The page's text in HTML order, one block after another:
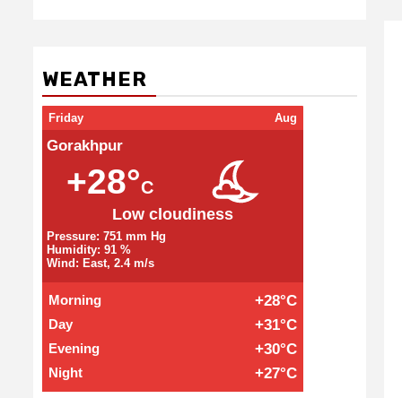
WEATHER
Friday Aug
Gorakhpur
+28°C
Low cloudiness
Pressure: 751 mm Hg
Humidity: 91 %
Wind: East, 2.4 m/s
Morning +28°C
Day +31°C
Evening +30°C
Night +27°C